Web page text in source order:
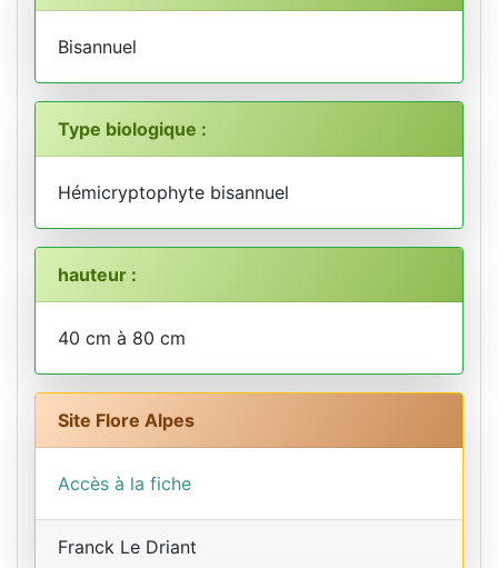
Bisannuel
Type biologique :
Hémicryptophyte bisannuel
hauteur :
40 cm à 80 cm
Site Flore Alpes
Accès à la fiche
Franck Le Driant